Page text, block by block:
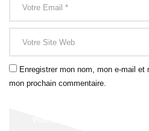
Enregistrer mon nom, mon e-mail
mon prochain commentaire.